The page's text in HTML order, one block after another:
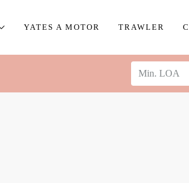
YATES A MOTOR TRAWLER